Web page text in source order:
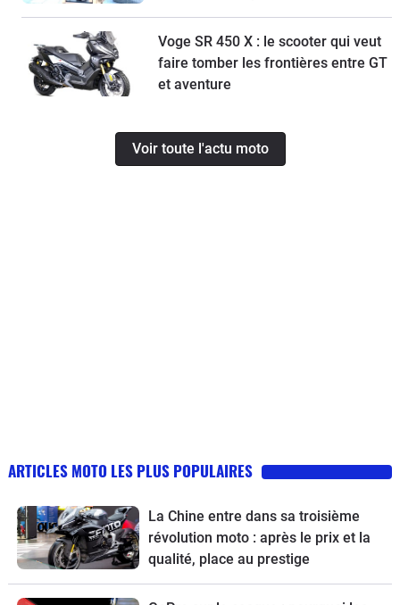
Voge SR 450 X : le scooter qui veut
faire tomber les frontières entre GT
et aventure
Voir toute l'actu moto
ARTICLES MOTO LES PLUS POPULAIRES
La Chine entre dans sa troisième
révolution moto : après le prix et la
qualité, place au prestige